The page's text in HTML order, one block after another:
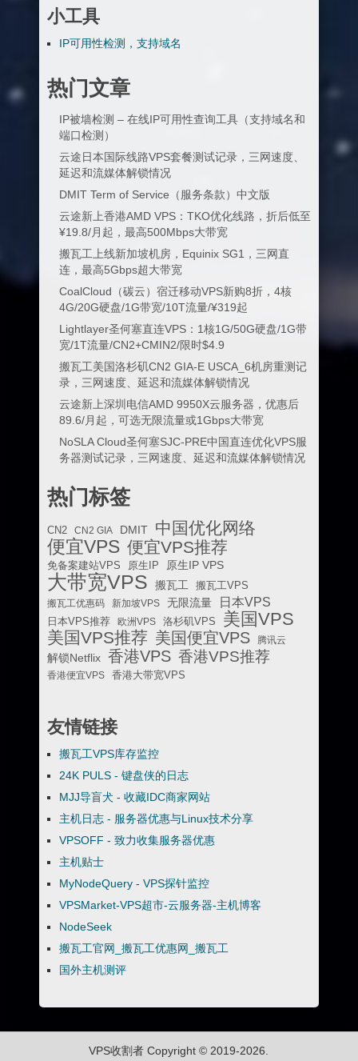
小工具
IP可用性检测，支持域名
热门文章
IP被墙检测 – 在线IP可用性查询工具（支持域名和
端口检测）
云途日本国际线路VPS套餐测试记录，三网速度、
延迟和流媒体解锁情况
DMIT Term of Service（服务条款）中文版
云途新上香港AMD VPS：TKO优化线路，折后低至
¥19.8/月起，最高500Mbps大带宽
搬瓦工上线新加坡机房，Equinix SG1，三网直
连，最高5Gbps超大带宽
CoalCloud（碳云）宿迁移动VPS新购8折，4核
4G/20G硬盘/1G带宽/10T流量/¥319起
Lightlayer圣何塞直连VPS：1核1G/50G硬盘/1G带
宽/1T流量/CN2+CMIN2/限时$4.9
搬瓦工美国洛杉矶CN2 GIA-E USCA_6机房重测记
录，三网速度、延迟和流媒体解锁情况
云途新上深圳电信AMD 9950X云服务器，优惠后
89.6/月起，可选无限流量或1Gbps大带宽
NoSLA Cloud圣何塞SJC-PRE中国直连优化VPS服
务器测试记录，三网速度、延迟和流媒体解锁情况
热门标签
CN2 CN2 GIA DMIT 中国优化网络
便宜VPS 便宜VPS推荐
免备案建站VPS 原生IP 原生IP VPS
大带宽VPS 搬瓦工
搬瓦工VPS
搬瓦工优惠码
新加坡VPS 无限流量 日本VPS
日本VPS推荐 欧洲VPS 洛杉矶VPS 美国VPS
美国VPS推荐 美国便宜VPS 腾讯云
解锁Netflix 香港VPS 香港VPS推荐
香港便宜VPS 香港大带宽VPS
友情链接
搬瓦工VPS库存监控
24K PULS - 键盘侠的日志
MJJ导盲犬 - 收藏IDC商家网站
主机日志 - 服务器优惠与Linux技术分享
VPSOFF - 致力收集服务器优惠
主机贴士
MyNodeQuery - VPS探针监控
VPSMarket-VPS超市-云服务器-主机博客
NodeSeek
搬瓦工官网_搬瓦工优惠网_搬瓦工
国外主机测评
VPS收割者 Copyright © 2019-2026.